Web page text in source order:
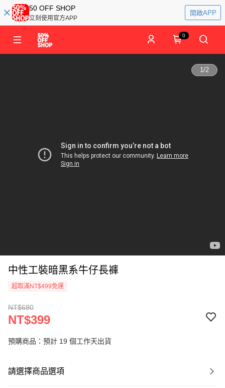
50 OFF SHOP
立刻使用官方APP
開啟APP
0
1/2
中性工裝暗黑系牛仔長褲
超取滿NT$499免運
NT$680
NT$399
預購商品：預計 19 個工作天出貨
請選擇商品選項